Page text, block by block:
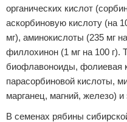
органических кислот
аскорбиновую кислоту (на
мг), аминокислоты (235 мг
филлохинон (1 мг на 100 г).
биофлавоноиды, фолиевая
парасорбиновой кислоты,
марганец, магний, железо)
В семенах рябины